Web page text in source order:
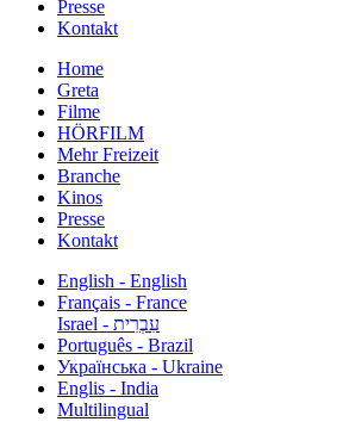
Presse
Kontakt
Home
Greta
Filme
HÖRFILM
Mehr Freizeit
Branche
Kinos
Presse
Kontakt
English - English
Français - France
עִבְרִית - Israel
Português - Brazil
Українська - Ukraine
Englis - India
Multilingual